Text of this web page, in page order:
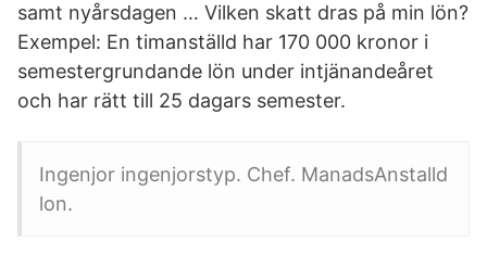
samt nyårsdagen … Vilken skatt dras på min lön?
Exempel: En timanställd har 170 000 kronor i
semestergrundande lön under intjänandeåret
och har rätt till 25 dagars semester.
Ingenjor ingenjorstyp. Chef. ManadsAnstalld
lon.